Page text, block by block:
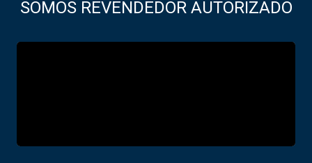
SOMOS REVENDEDOR AUTORIZADO